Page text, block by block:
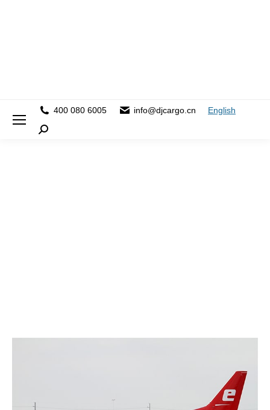
400 080 6005 info@djcargo.cn English
Search: